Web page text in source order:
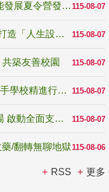
115-08-07
跨越限制，探索潛能！115年多元潛能發展夏令營發掘生命無限可能
115-08-07
高齡不是終點而是夢想起點！教育部打造「人生設計夢工場」 參展第3屆高齡健康產業博覽會
115-08-07
築友善校園
115-08-07
強化學習歷程檔案推動效能 國教署攜手學校精進行政與教學支持
115-08-07
迎接115學年度新進教師加入教育現場 啟動全面支持陪伴
115-08-06
/翻轉無聊地獄
RSS 更多